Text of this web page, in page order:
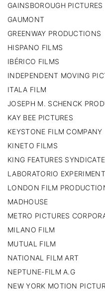
GAINSBOROUGH PICTURES
GAUMONT
GREENWAY PRODUCTIONS
HISPANO FILMS
IBÉRICO FILMS
INDEPENDENT MOVING
ITALA FILM
JOSEPH M. SCHENCK
KAY BEE PICTURES
KEYSTONE FILM COMPANY
KINETO FILMS
KING FEATURES
LABORATORIO
LONDON FILM
MADHOUSE
METRO PICTURES
MILANO FILM
MUTUAL FILM
NATIONAL FILM ART
NEPTUNE-FILM A.G
NEW YORK MOTION